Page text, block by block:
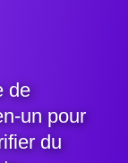
de
un pour
du